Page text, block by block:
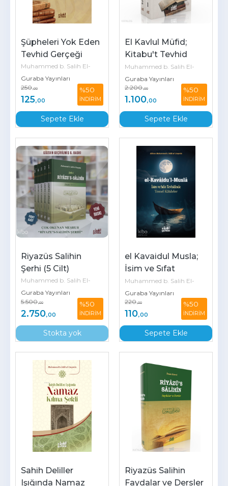
Sepete Ekle
Şüpheleri Yok Eden
Tevhid Gerçeği
Muhammed b. Salih El-
Useymîn
Guraba Yayınları
%50
İNDİRİM
250,00
125,00
Sepete Ekle
El Kavlul Müfid;
Kitabu't Tevhid
Şerhi  1/2
Muhammed b. Salih El-
Useymîn
Guraba Yayınları
%50
İNDİRİM
2.200,00
1.100,00
Stokta yok
Riyazüs Salihin
Şerhi (5 Cilt)
Muhammed b. Salih El-
Useymîn
Guraba Yayınları
%50
İNDİRİM
5.500,00
2.750,00
Sepete Ekle
el Kavaidul Musla;
İsim ve Sıfat
Tevhidinde Temel
Kaideler
Muhammed b. Salih El-
Useymîn
Guraba Yayınları
%50
İNDİRİM
220,00
110,00
Sahih Deliller
Işığında Namaz
Riyazüs Salihin
Faydalar ve Dersler